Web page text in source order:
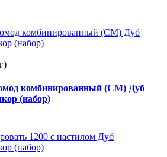
комбинированный (СМ) Дуб
(набор)